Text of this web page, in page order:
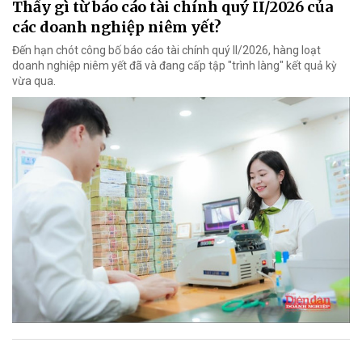
Thấy gì từ báo cáo tài chính quý II/2026 của
các doanh nghiệp niêm yết?
Đến hạn chót công bố báo cáo tài chính quý II/2026, hàng loạt
doanh nghiệp niêm yết đã và đang cấp tập "trình làng" kết quả kỳ
vừa qua.